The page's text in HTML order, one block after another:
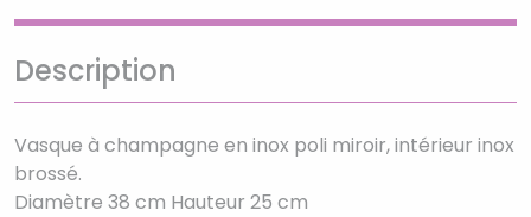
Description
Vasque à champagne en inox poli miroir, intérieur inox
brossé.
Diamètre 38 cm Hauteur 25 cm